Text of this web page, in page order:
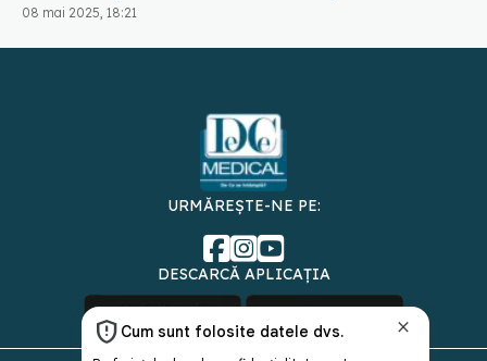
08 mai 2025, 18:21
URMĂREȘTE-NE PE:
DESCARCĂ APLICAȚIA